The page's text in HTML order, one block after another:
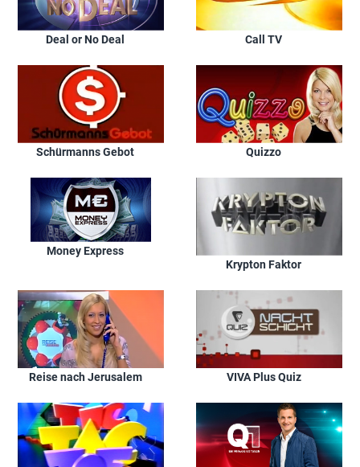
Deal or No Deal Call TV
Schürmanns Gebot Quizzo
Money Express
Krypton Faktor
Reise nach Jerusalem VIVA Plus Quiz